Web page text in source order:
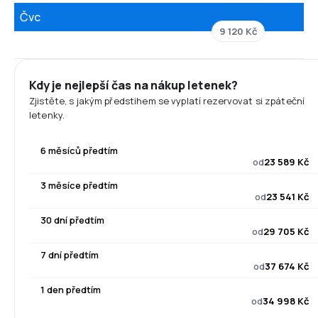
Čvc
9 120 Kč
Kdy je nejlepší čas na nákup letenek?
Zjistěte, s jakým předstihem se vyplatí rezervovat si zpáteční
letenky.
6 měsíců předtím
od23 589 Kč
3 měsíce předtím
od23 541 Kč
30 dní předtím
od29 705 Kč
7 dní předtím
od37 674 Kč
1 den předtím
od34 998 Kč